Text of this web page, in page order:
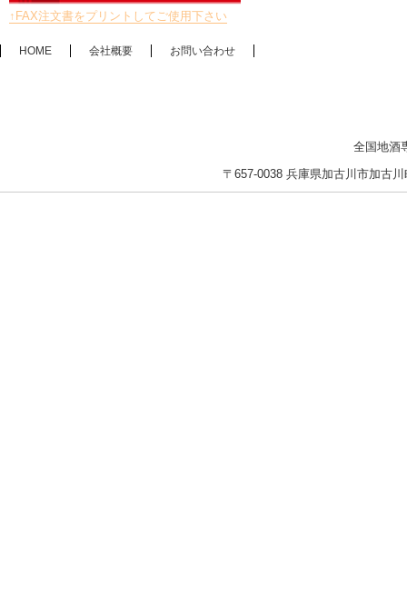
↑FAX注文書をプリントしてご使用下さい
HOME 会社概要 お問い合わせ
全国地酒
〒657-0038 兵庫県加古川市加古